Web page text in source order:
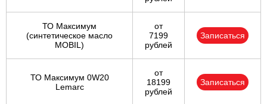
ТО Максимум
(cинтетическое масло
MOBIL)
от
7199
рублей
Записаться
ТО Максимум 0W20
Lemarc
от
18199
рублей
Записаться